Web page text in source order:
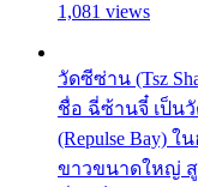
1,081 views
วัดซีซ่าน (Tsz
ชื่อ ฉี่ซ้านจี๋ เป็น
(Repulse Bay)
ขาวขนาดใหญ่ สู